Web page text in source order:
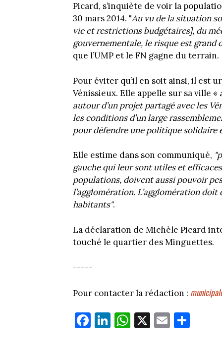
Picard, s’inquiète de voir la
30 mars 2014. "Au vu de la situation
vie et restrictions budgétaires], du
gouvernementale, le risque est
que l’UMP et le FN gagne du terrain.
Pour éviter qu’il en soit ainsi, il est
Vénissieux. Elle appelle sur sa ville «
autour d’un projet partagé avec les
les conditions d’un large
pour défendre une politique solidaire
Elle estime dans son communiqué,
gauche qui leur sont utiles et
populations, doivent aussi pouvoir
l’agglomération. L’agglomération
habitants".
La déclaration de Michèle Picard
touché le quartier des Minguettes.
-----
Pour contacter la rédaction :
Fa
ce
Li
nk
W
ha
X E
m